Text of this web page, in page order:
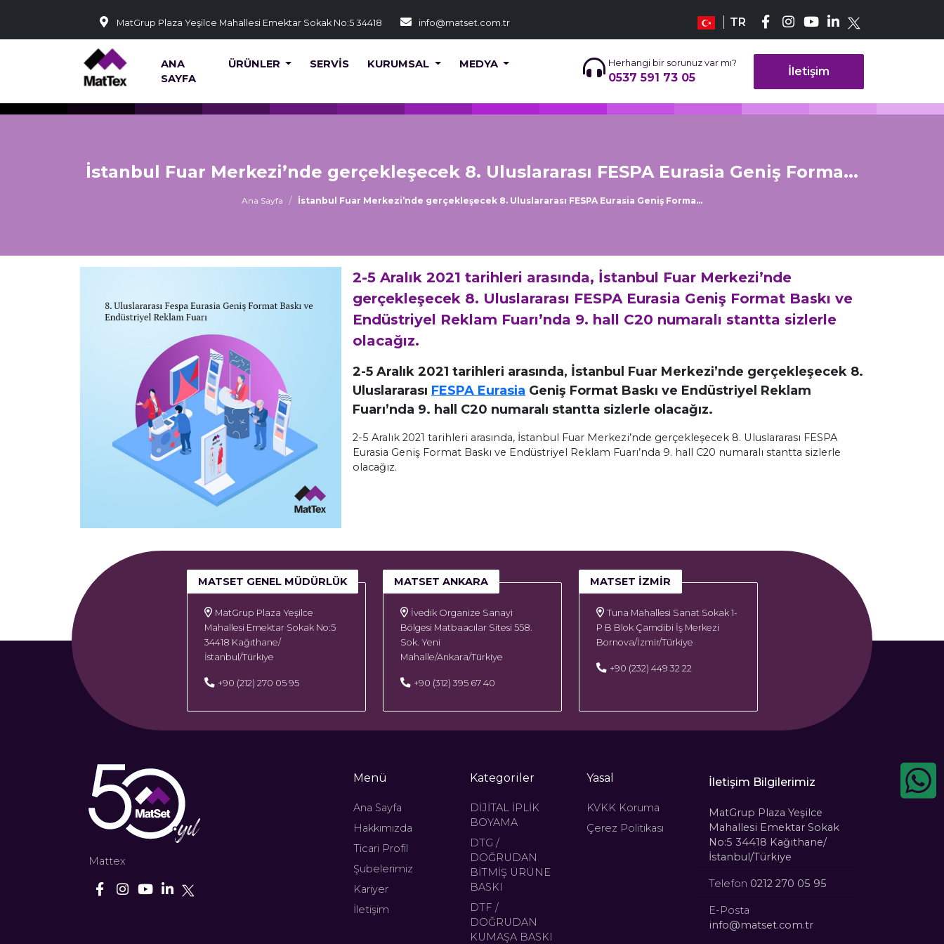
MatGrup Plaza Yeşilce Mahallesi Emektar Sokak No:5 34418 info@matset.com.tr TR
ANA
SAYFA
ÜRÜNLER SERVİS KURUMSAL MEDYA Herhangi bir sorunuz var mı?
0537 591 73 05 İletişim
İstanbul Fuar Merkezi’nde gerçekleşecek 8. Uluslararası FESPA Eurasia Geniş Forma...
Ana Sayfa İstanbul Fuar Merkezi’nde gerçekleşecek 8. Uluslararası FESPA Eurasia Geniş Forma...
2-5 Aralık 2021 tarihleri arasında, İstanbul Fuar Merkezi’nde
gerçekleşecek 8. Uluslararası FESPA Eurasia Geniş Format Baskı ve
Endüstriyel Reklam Fuarı’nda 9. hall C20 numaralı stantta sizlerle
olacağız.
2-5 Aralık 2021 tarihleri arasında, İstanbul Fuar Merkezi’nde gerçekleşecek 8.
Uluslararası FESPA Eurasia Geniş Format Baskı ve Endüstriyel Reklam
Fuarı’nda 9. hall C20 numaralı stantta sizlerle olacağız.
2-5 Aralık 2021 tarihleri arasında, İstanbul Fuar Merkezi’nde gerçekleşecek 8. Uluslararası FESPA
Eurasia Geniş Format Baskı ve Endüstriyel Reklam Fuarı’nda 9. hall C20 numaralı stantta sizlerle
olacağız.
MATSET GENEL MÜDÜRLÜK
MatGrup Plaza Yeşilce
Mahallesi Emektar Sokak No:5
34418 Kağıthane/
İstanbul/Türkiye
+90 (212) 270 05 95
MATSET ANKARA
İvedik Organize Sanayi
Bölgesi Matbaacılar Sitesi 558.
Sok. Yeni
Mahalle/Ankara/Türkiye
+90 (312) 395 67 40
MATSET İZMIR
Tuna Mahallesi Sanat Sokak 1-
P B Blok Çamdibi İş Merkezi
Bornova/İzmir/Türkiye
+90 (232) 449 32 22
Mattex
Menü
Ana Sayfa
Hakkımızda
Ticari Profil
Şubelerimiz
Kariyer
İletişim
Kategoriler
DİJİTAL İPLİK
BOYAMA
DTG /
DOĞRUDAN
BİTMİŞ ÜRÜNE
BASKI
DTF /
DOĞRUDAN
KUMAŞA BASKI
Yasal
KVKK Koruma
Çerez Politikası
İletişim Bilgilerimiz
MatGrup Plaza Yeşilce
Mahallesi Emektar Sokak
No:5 34418 Kağıthane/
İstanbul/Türkiye
Telefon 0212 270 05 95
E-Posta
info@matset.com.tr